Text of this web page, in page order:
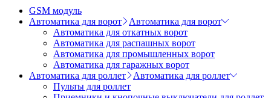
GSM модуль
Автоматика для ворот
Автоматика для ворот
Автоматика для откатных ворот
Автоматика для распашных ворот
Автоматика для промышленных ворот
Автоматика для гаражных ворот
Автоматика для роллет
Автоматика для роллет
Пульты для роллет